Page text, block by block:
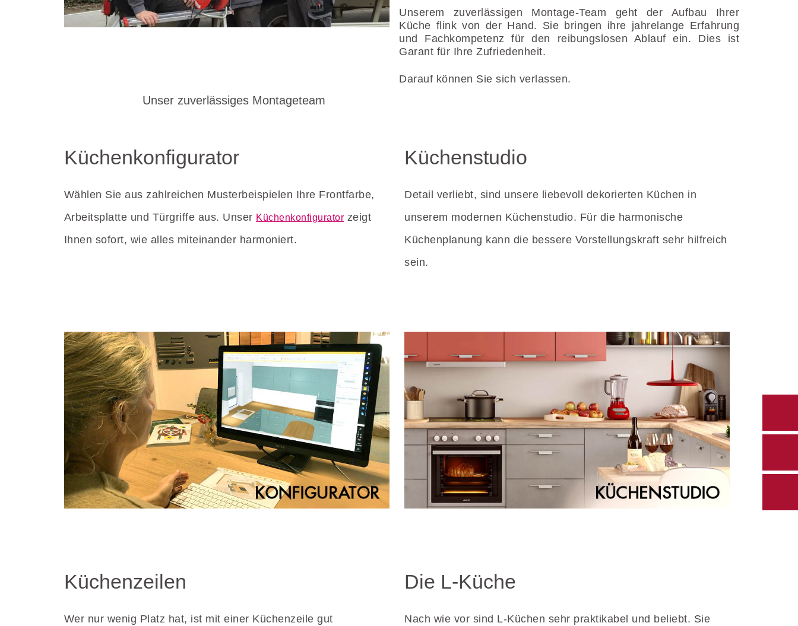
Unser zuverlässiges Montageteam
Unserem zuverlässigen Montage-Team geht der Aufbau Ihrer
Küche flink von der Hand. Sie bringen ihre jahrelange Erfahrung
und Fachkompetenz für den reibungslosen Ablauf ein. Dies ist
Garant für Ihre Zufriedenheit.
Darauf können Sie sich verlassen.
Küchenkonfigurator
Wählen Sie aus zahlreichen Musterbeispielen Ihre Frontfarbe,
Arbeitsplatte und Türgriffe aus. Unser Küchenkonfigurator zeigt
Ihnen sofort, wie alles miteinander harmoniert.
Küchenstudio
Detail verliebt, sind unsere liebevoll dekorierten Küchen in
unserem modernen Küchenstudio. Für die harmonische
Küchenplanung kann die bessere Vorstellungskraft sehr hilfreich
sein.
Küchenzeilen
Wer nur wenig Platz hat, ist mit einer Küchenzeile gut
Die L-Küche
Nach wie vor sind L-Küchen sehr praktikabel und beliebt. Sie